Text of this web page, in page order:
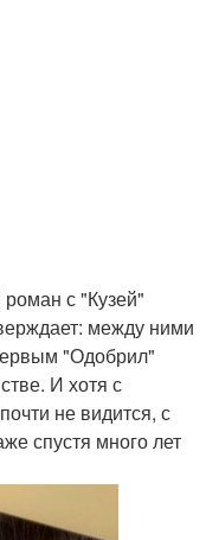
с "Кузей"
между ними
"Одобрил"
И хотя с
не видится, с
спустя много лет